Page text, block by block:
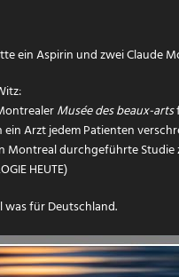
ein Aspirin und zwei Claude
Musée des beaux-arts
Arzt jedem Patienten
Montreal durchgeführte Studie
HEUTE)
was für Deutschland.